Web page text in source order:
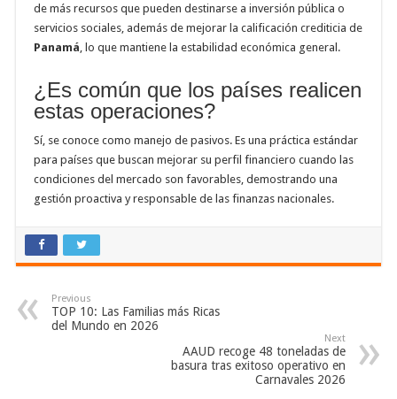
de más recursos que pueden destinarse a inversión pública o
servicios sociales, además de mejorar la calificación crediticia de
Panamá , lo que mantiene la estabilidad económica general.
¿Es común que los países realicen
estas operaciones?
Sí, se conoce como manejo de pasivos. Es una práctica estándar
para países que buscan mejorar su perfil financiero cuando las
condiciones del mercado son favorables, demostrando una
gestión proactiva y responsable de las finanzas nacionales.
Previous
TOP 10: Las Familias más Ricas
del Mundo en 2026
Next
AAUD recoge 48 toneladas de
basura tras exitoso operativo en
Carnavales 2026